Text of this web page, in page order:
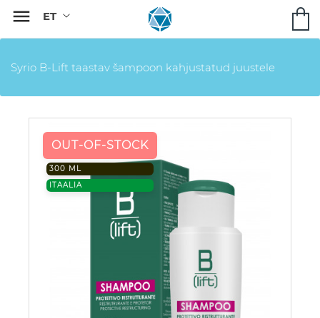

Syrio B-Lift taastav šampoon kahjustatud juustele
OUT-OF-STOCK
300 ML
ITAALIA